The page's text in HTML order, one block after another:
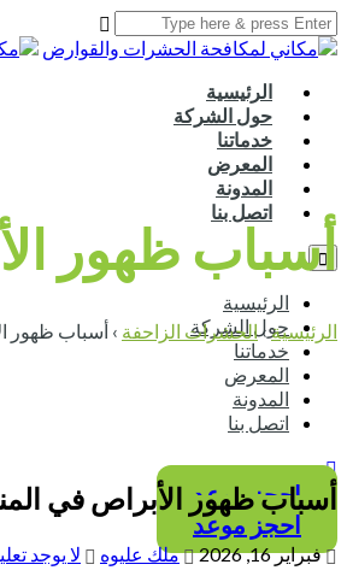
الرئيسية
حول الشركة
خدماتنا
المعرض
المدونة
اتصل بنا
الرئيسية
حول الشركة
خدماتنا
المعرض
المدونة
اتصل بنا
احجز موعد
احجز موعد
أسباب ظهور
الرئيسية›الحشرات الزاحفة › أسباب ظهور
أسباب ظهور الأبراص في
فبراير 16, 2026 ملك عليوه لا يوجد